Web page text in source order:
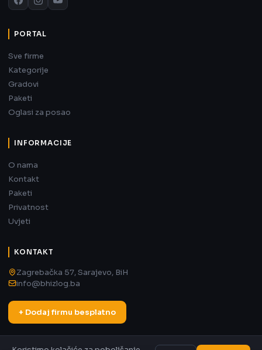
PORTAL
Sve firme
Kategorije
Gradovi
Paketi
Oglasi za posao
INFORMACIJE
O nama
Kontakt
Paketi
Privatnost
Uvjeti
KONTAKT
Zagrebačka 57, Sarajevo, BiH
info@bhizlog.ba
+ Dodaj firmu besplatno